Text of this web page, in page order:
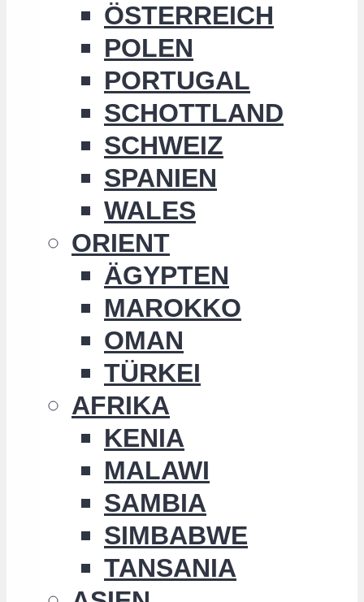
ÖSTERREICH
POLEN
PORTUGAL
SCHOTTLAND
SCHWEIZ
SPANIEN
WALES
ORIENT
ÄGYPTEN
MAROKKO
OMAN
TÜRKEI
AFRIKA
KENIA
MALAWI
SAMBIA
SIMBABWE
TANSANIA